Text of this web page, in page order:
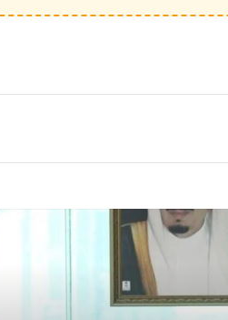
رسالة ردع قوية من مكة .. هجوم على دولة
الكويت تحبط تهريب شحنة ضخمة إلى مصر
المؤسسة قريبًا
رد مصري حاسم على إثيوبيا بشأن خطط بناء